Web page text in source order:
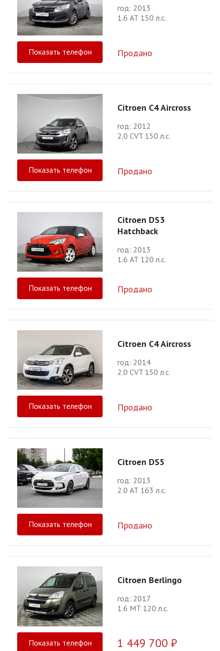
год: 2013
1.6 АТ 150 л.с.
Показать телефон Продано
Citroen C4 Aircross
год: 2012
2.0 CVT 150 л.с.
Показать телефон Продано
Citroen DS3
Hatchback
год: 2013
1.6 АТ 120 л.с.
Показать телефон Продано
Citroen C4 Aircross
год: 2014
2.0 CVT 150 л.с.
Показать телефон Продано
Citroen DS5
год: 2013
2.0 АТ 163 л.с.
Показать телефон Продано
Citroen Berlingo
год: 2017
1.6 МТ 120 л.с.
Показать телефон 1 449 700 ₽